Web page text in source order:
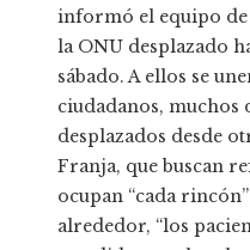
informó el equipo de
la ONU desplazado
sábado. A ellos se
ciudadanos, muchos
desplazados desde
Franja, que buscan
ocupan “cada
alrededor, “los